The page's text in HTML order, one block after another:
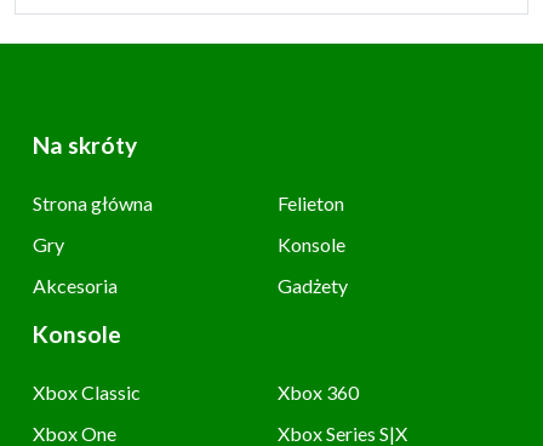
Na skróty
Strona główna
Felieton
Gry
Konsole
Akcesoria
Gadżety
Konsole
Xbox Classic
Xbox 360
Xbox One
Xbox Series S|X